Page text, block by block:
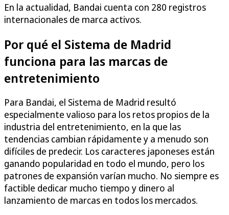
En la actualidad, Bandai cuenta con 280 registros
internacionales de marca activos.
Por qué el Sistema de Madrid
funciona para las marcas de
entretenimiento
Para Bandai, el Sistema de Madrid resultó
especialmente valioso para los retos propios de la
industria del entretenimiento, en la que las
tendencias cambian rápidamente y a menudo son
difíciles de predecir. Los caracteres japoneses están
ganando popularidad en todo el mundo, pero los
patrones de expansión varían mucho. No siempre es
factible dedicar mucho tiempo y dinero al
lanzamiento de marcas en todos los mercados.